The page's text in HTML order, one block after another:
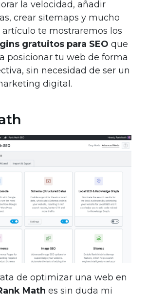
la velocidad, añadir
crear sitemaps y mucho
artículo te mostraremos los
gratuitos para SEO que
posicionar tu web de forma
sin necesidad de ser un
digital.
de optimizar una web en
Math es sin duda mi